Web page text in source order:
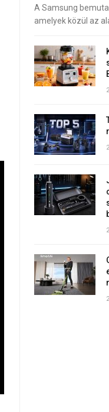
A Samsung
amelyek közül az